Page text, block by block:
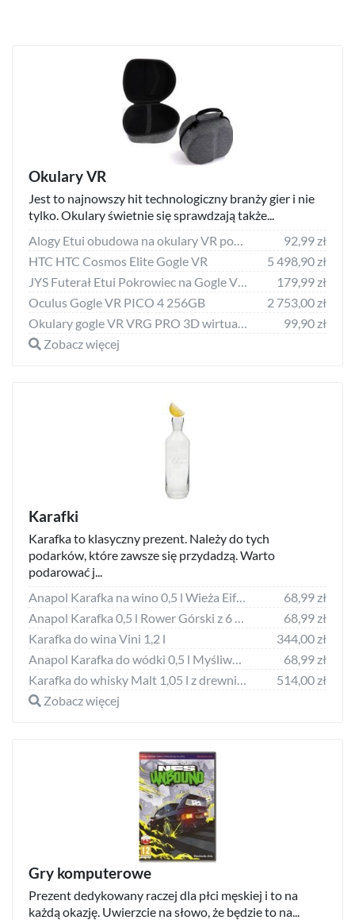
Okulary VR
Jest to najnowszy hit technologiczny branży gier i nie
tylko. Okulary świetnie się sprawdzają także...
92,99 zł
HTC HTC Cosmos Elite Gogle VR
5 498,90 zł
179,99 zł
Oculus Gogle VR PICO 4 256GB
2 753,00 zł
99,90 zł
Zobacz więcej
Karafki
Karafka to klasyczny prezent. Należy do tych
podarków, które zawsze się przydadzą. Warto
podarować j...
Anapol Karafka na wino 0,5 l Wieża Eiffla z 2 kieliszkami
68,99 zł
68,99 zł
Karafka do wina Vini 1,2 l
344,00 zł
68,99 zł
514,00 zł
Zobacz więcej
Gry komputerowe
Prezent dedykowany raczej dla płci męskiej i to na
każdą okazję. Uwierzcie na słowo, że będzie to na...